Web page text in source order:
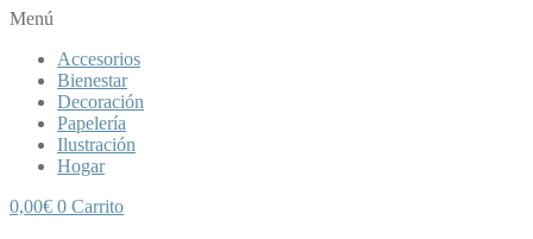
Menú
Accesorios
Bienestar
Decoración
Papelería
Ilustración
Hogar
0,00€ 0 Carrito